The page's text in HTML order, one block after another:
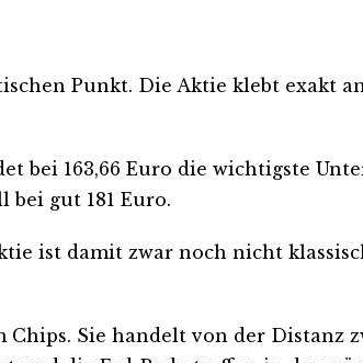
Punkt. Die Aktie klebt exakt
bei 163,66 Euro die wichtigste
gut 181 Euro.
ist damit zwar noch nicht
Sie handelt von der Distanz